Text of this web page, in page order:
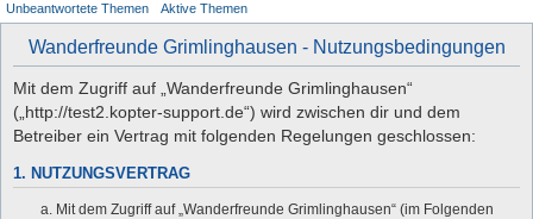
Unbeantwortete Themen Aktive Themen
Wanderfreunde Grimlinghausen - Nutzungsbedingungen
Mit dem Zugriff auf „Wanderfreunde Grimlinghausen“
(„http://test2.kopter-support.de“) wird zwischen dir und dem
Betreiber ein Vertrag mit folgenden Regelungen geschlossen:
1. NUTZUNGSVERTRAG
Mit dem Zugriff auf „Wanderfreunde Grimlinghausen“ (im Folgenden